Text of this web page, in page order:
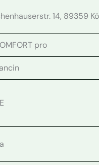
14, 89359
pro